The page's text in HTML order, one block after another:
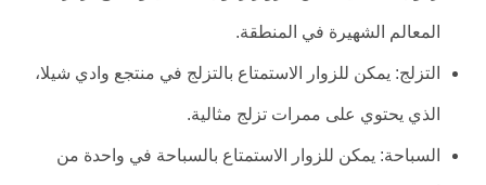
المعالم الشهيرة في المنطقة.
التزلج: يمكن للزوار الاستمتاع بالتزلج في منتجع وادي شيلا،
الذي يحتوي على ممرات تزلج مثالية.
السباحة: يمكن للزوار الاستمتاع بالسباحة في واحدة من